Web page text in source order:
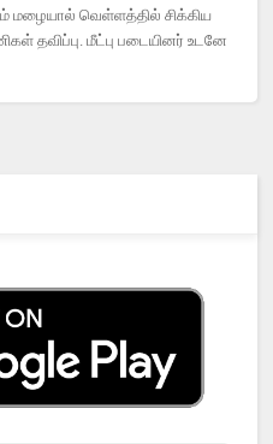
மழையால் வெள்ளத்தில் சிக்கிய
தவிப்பு. மீட்பு படையினர் உடனே